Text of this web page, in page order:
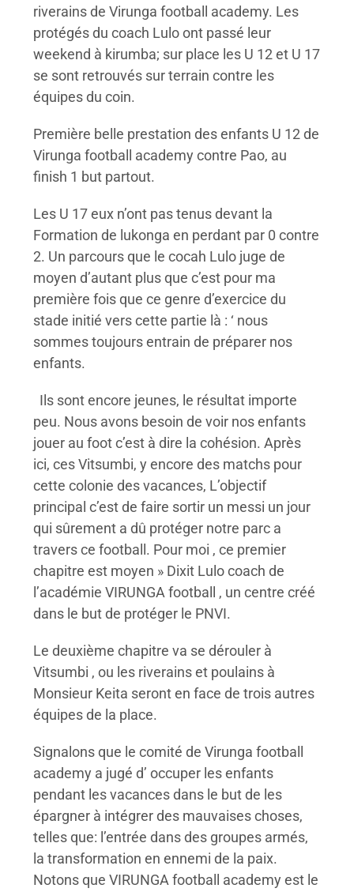
riverains de Virunga football academy. Les
protégés du coach Lulo ont passé leur
weekend à kirumba; sur place les U 12 et U 17
se sont retrouvés sur terrain contre les
équipes du coin.
Première belle prestation des enfants U 12 de
Virunga football academy contre Pao, au
finish 1 but partout.
Les U 17 eux n’ont pas tenus devant la
Formation de lukonga en perdant par 0 contre
2. Un parcours que le cocah Lulo juge de
moyen d’autant plus que c’est pour ma
première fois que ce genre d’exercice du
stade initié vers cette partie là : ‘ nous
sommes toujours entrain de préparer nos
enfants.
Ils sont encore jeunes, le résultat importe
peu. Nous avons besoin de voir nos enfants
jouer au foot c’est à dire la cohésion. Après
ici, ces Vitsumbi, y encore des matchs pour
cette colonie des vacances, L’objectif
principal c’est de faire sortir un messi un jour
qui sûrement a dû protéger notre parc a
travers ce football. Pour moi , ce premier
chapitre est moyen » Dixit Lulo coach de
l’académie VIRUNGA football , un centre créé
dans le but de protéger le PNVI.
Le deuxième chapitre va se dérouler à
Vitsumbi , ou les riverains et poulains à
Monsieur Keita seront en face de trois autres
équipes de la place.
Signalons que le comité de Virunga football
academy a jugé d’ occuper les enfants
pendant les vacances dans le but de les
épargner à intégrer des mauvaises choses,
telles que: l’entrée dans des groupes armés,
la transformation en ennemi de la paix.
Notons que VIRUNGA football academy est le